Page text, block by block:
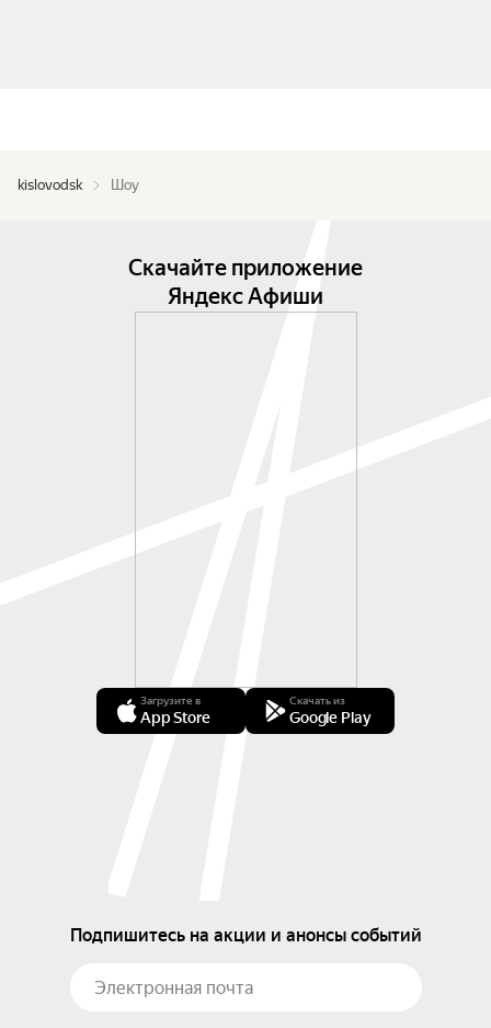
kislovodsk Шоу
Скачайте приложение
Яндекс Афиши
Загрузите в
App Store
Скачать из
Google Play
Подпишитесь на акции и анонсы событий